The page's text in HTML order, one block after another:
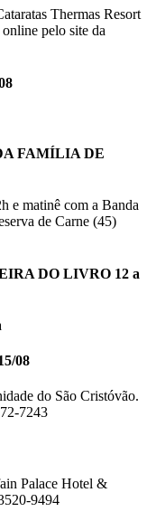
Thermas Resort
pelo site da
FAMÍLIA DE
e matinê com a Banda
de Carne (45)
DO LIVRO 12 a
08
do São Cristóvão.
7243
Palace Hotel &
9494